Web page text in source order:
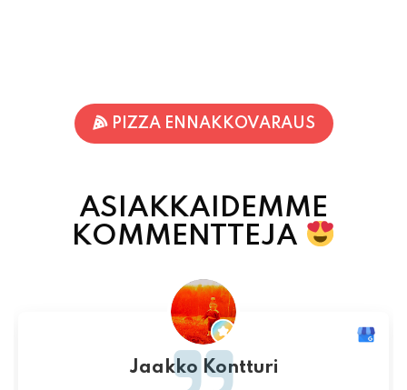
PIZZA ENNAKKOVARAUS
ASIAKKAIDEMME
KOMMENTTEJA
Jaakko Kontturi